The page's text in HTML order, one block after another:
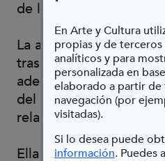
En Arte y Cultura
propias y de terceros
analíticos y para
personalizada en
elaborado a partir
navegación (por
visitadas).
Si lo desea puede
información(Abre en
. Puedes
de las instalaciones.
La artista va más allá
traspasando el límite
adentrarse, y
del pensamiento, de
relaciones entre ambos.
Ella tiene una gran